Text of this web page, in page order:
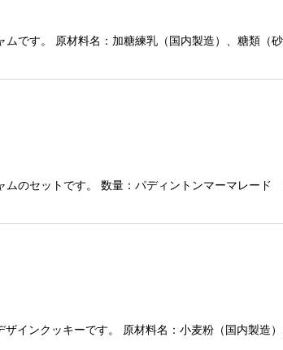
です。 原材料名：加糖練乳（国内製造）、糖類（
ャムのセットです。 数量：パディントンマーマ
インクッキーです。 原材料名：小麦粉（国内製